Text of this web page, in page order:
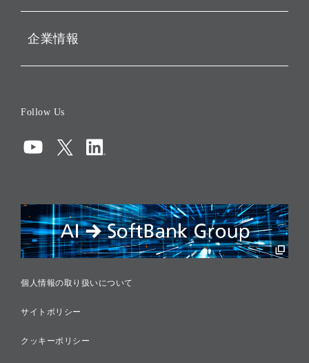
企業情報
コンプライアンス
リスクマネジメント
税務に対する取り組み
採用情報
Follow Us
個人情報の取り扱いについて
サイトポリシー
クッキーポリシー